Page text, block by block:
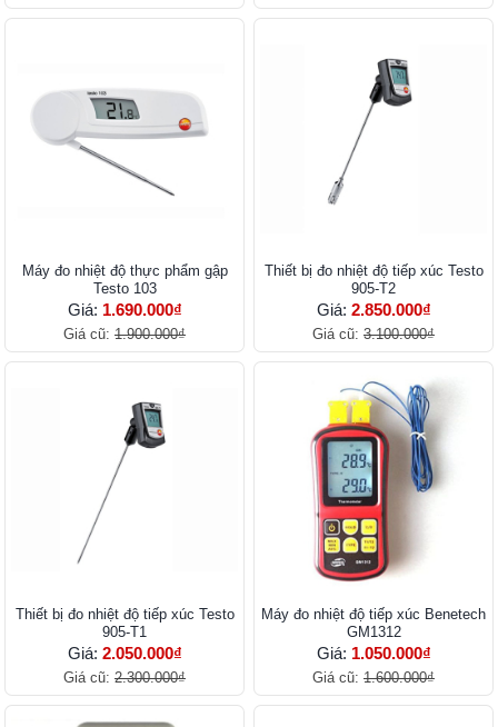
Máy đo nhiệt độ thực phẩm gập
Testo 103
Giá: 1.690.000₫
Giá cũ: 1.900.000₫
Thiết bị đo nhiệt độ tiếp xúc Testo
905-T2
Giá: 2.850.000₫
Giá cũ: 3.100.000₫
Thiết bị đo nhiệt độ tiếp xúc Testo
905-T1
Giá: 2.050.000₫
Giá cũ: 2.300.000₫
Máy đo nhiệt độ tiếp xúc Benetech
GM1312
Giá: 1.050.000₫
Giá cũ: 1.600.000₫